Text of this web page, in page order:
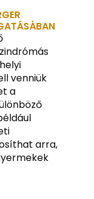
venniük
a
arra,